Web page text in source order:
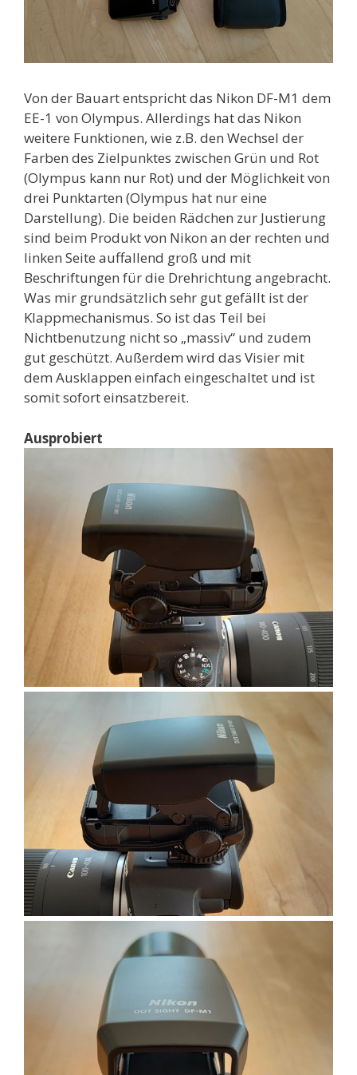
Von der Bauart entspricht das Nikon DF-M1 dem
EE-1 von Olympus. Allerdings hat das Nikon
weitere Funktionen, wie z.B. den Wechsel der
Farben des Zielpunktes zwischen Grün und Rot
(Olympus kann nur Rot) und der Möglichkeit von
drei Punktarten (Olympus hat nur eine
Darstellung). Die beiden Rädchen zur Justierung
sind beim Produkt von Nikon an der rechten und
linken Seite auffallend groß und mit
Beschriftungen für die Drehrichtung angebracht.
Was mir grundsätzlich sehr gut gefällt ist der
Klappmechanismus. So ist das Teil bei
Nichtbenutzung nicht so „massiv“ und zudem
gut geschützt. Außerdem wird das Visier mit
dem Ausklappen einfach eingeschaltet und ist
somit sofort einsatzbereit.
Ausprobiert